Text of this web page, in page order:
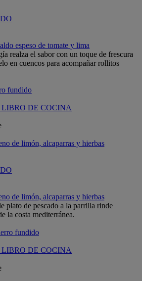
espeso de tomate y lima
realza el sabor con un toque de frescura
en cuencos para acompañar rollitos
fundido
DE COCINA
de limón, alcaparras y hierbas
de limón, alcaparras y hierbas
plato de pescado a la parrilla rinde
la costa mediterránea.
fundido
DE COCINA